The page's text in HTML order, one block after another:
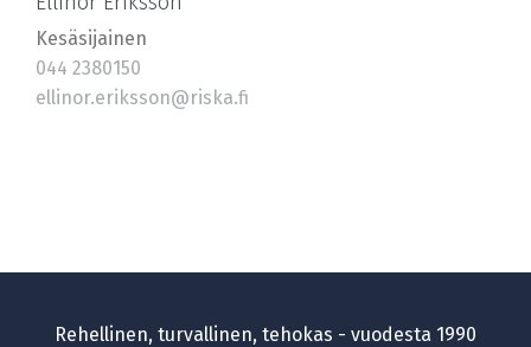
Kesäsijainen
044 2380150
ellinor.eriksson@riska.fi
Rehellinen, turvallinen, tehokas - vuodesta 1990